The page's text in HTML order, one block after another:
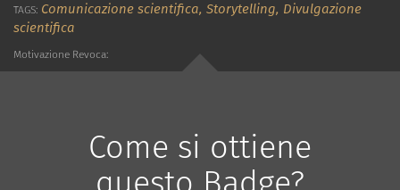
TAGS: Comunicazione scientifica, Storytelling, Divulgazione
scientifica
Motivazione Revoca:
Come si ottiene